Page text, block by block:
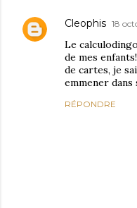
Cleophis 18
Le
de mes
de cartes, je
emmener
RÉPONDRE